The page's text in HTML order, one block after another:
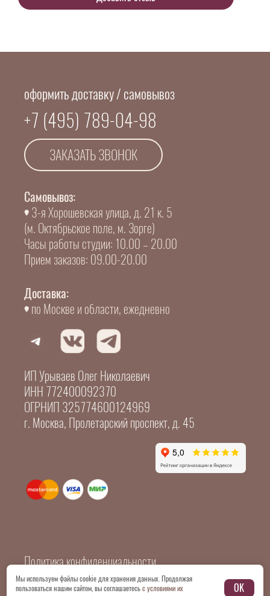
оформить доставку / самовывоз
+7 (495) 789-04-98
ЗАКАЗАТЬ ЗВОНОК
Самовывоз:
3-я Хорошевская улица, д. 21 к. 5
(м. Октябрьское поле, м. Зорге)
Часы работы студии: 10.00 – 20.00
Прием заказов: 09.00-20.00
Доставка:
по Москве и области, ежедневно
ИП Урываев Олег Николаевич
ИНН 772400092370
ОГРНИП 325774600124969
г. Москва, Пролетарский проспект, д. 45
Политика конфиденциальности
Мы используем файлы cookie для хранения данных. Продолжая
пользоваться нашим сайтом, вы соглашаетесьс условиями их
OK